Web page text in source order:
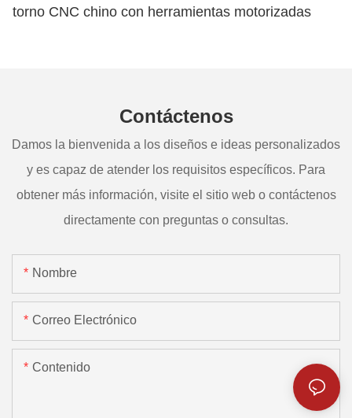
torno CNC chino con herramientas motorizadas
Contáctenos
Damos la bienvenida a los diseños e ideas personalizados
y es capaz de atender los requisitos específicos. Para
obtener más información, visite el sitio web o contáctenos
directamente con preguntas o consultas.
Nombre
Correo Electrónico
Contenido